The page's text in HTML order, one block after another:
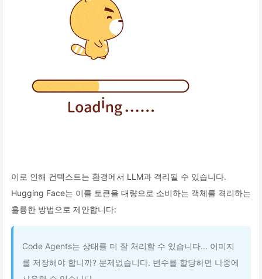
이로 인해 컨텍스트는 환경에서 LLM과 격리될 수 있습니다.
Hugging Face는 이를 토큰을 대량으로 소비하는 객체를 격리하는
훌륭한 방법으로 제안합니다:
Code Agents는 상태를 더 잘 처리할 수 있습니다… 이미지
를 저장해야 합니까? 문제없습니다. 변수를 할당하면 나중에